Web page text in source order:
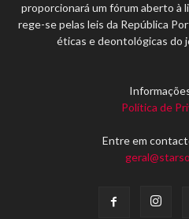
proporcionará um fórum aberto à
rege-se pelas leis da República
éticas e deontológicas do
Política de
Entre em